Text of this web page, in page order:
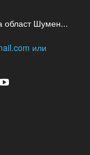
област Шумен...
или